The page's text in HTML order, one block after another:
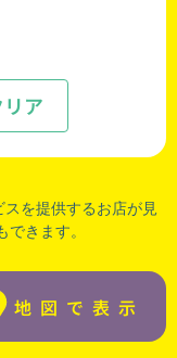
ア
を提供するお店が見
きます。
地図で表示